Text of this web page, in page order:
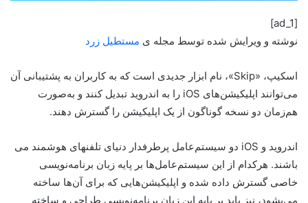
[ad_1]
نوشته و ویرایش شده توسط مجله ی مستطیل زرد
اسکیپ، «Skip»، نام ابزار جدیدی است که به کاربران به پشتیبانی آن
می‌توانند اپلیکیشن‌های iOS را به اندروید تبدیل کنند و به‌صورت
هم‌زمان دو نسخه گوناگون از یک اپلیکیشن را گسترش دهند.
اندروید و iOS دو سیستم‌عامل پرطرفدار دنیای تلفنهای هوشمند می
باشند. هرکدام از این سیستم‌عامل‌ها بر پایه زبان برنامه‌نویسی
خاصی گسترش داده شده و اپلیکیشن‌هایی که برای آن‌ها ساخته
می‌بشود، نیز باید بر پایه این زبان برنامه‌نویسی طراحی و ساخته